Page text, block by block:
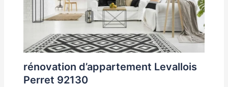
rénovation d’appartement Levallois
Perret 92130